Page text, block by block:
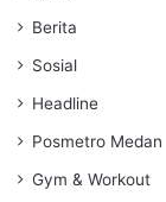
Berita
Sosial
Headline
Posmetro Medan
Gym & Workout